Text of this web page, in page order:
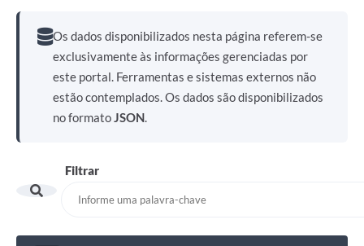
Os dados disponibilizados nesta página referem-se
exclusivamente às informações gerenciadas por
este portal. Ferramentas e sistemas externos não
estão contemplados. Os dados são disponibilizados
no formatoJSON.
Filtrar